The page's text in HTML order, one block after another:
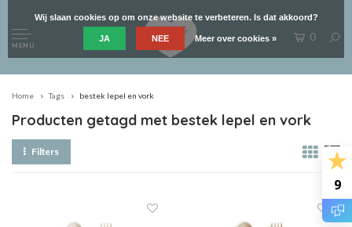
9
MENU
0
Home Tags bestek lepel en vork
Producten getagd met bestek lepel en vork
Filters
Wij slaan cookies op om onze website te verbeteren. Is dat akkoord?
JA NEE Meer over cookies »